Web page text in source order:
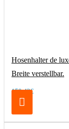
Hosenhalter de
Breite verstellbar.
150,42€